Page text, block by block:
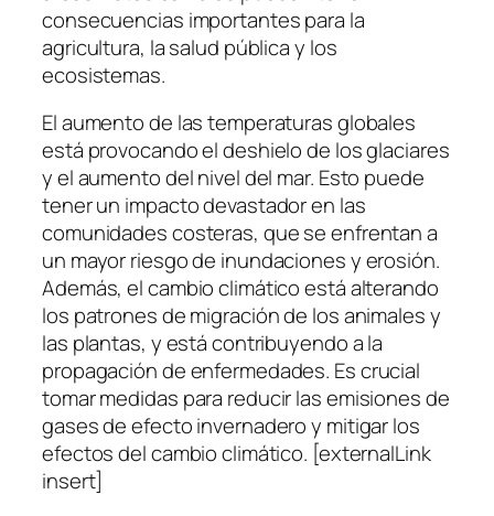
consecuencias importantes para la
agricultura, la salud pública y los
ecosistemas.
El aumento de las temperaturas globales
está provocando el deshielo de los glaciares
y el aumento del nivel del mar. Esto puede
tener un impacto devastador en las
comunidades costeras, que se enfrentan a
un mayor riesgo de inundaciones y erosión.
Además, el cambio climático está alterando
los patrones de migración de los animales y
las plantas, y está contribuyendo a la
propagación de enfermedades. Es crucial
tomar medidas para reducir las emisiones de
gases de efecto invernadero y mitigar los
efectos del cambio climático. [externalLink
insert]